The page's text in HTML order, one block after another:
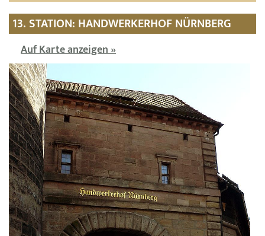
13. STATION: HANDWERKERHOF NÜRNBERG
Auf Karte anzeigen »